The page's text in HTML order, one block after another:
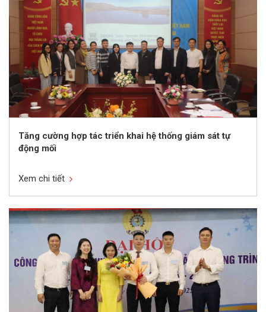
Tăng cường hợp tác triển khai hệ thống giám sát tự
động mối
Xem chi tiết